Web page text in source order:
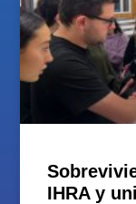
IHRA y